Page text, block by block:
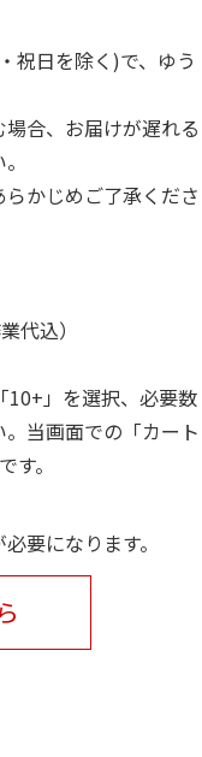
祝日を除く)で、ゆう
合、お届けが遅れる
かじめご了承くださ
代込）
」を選択、必要数
当画面での「カート
。
要になります。